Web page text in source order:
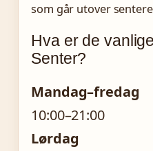
som går utover
Hva er de
Senter?
Mandag–fredag
10:00–21:00
Lørdag